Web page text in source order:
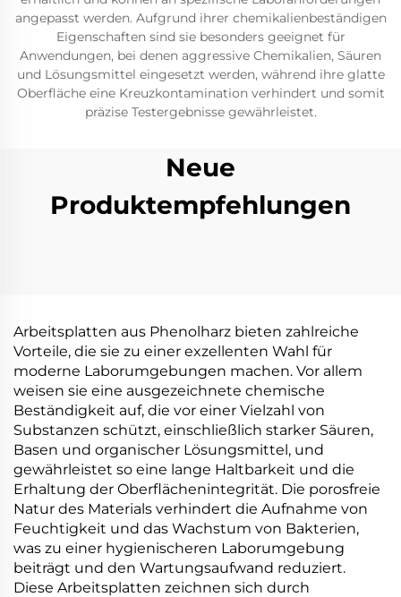
angepasst werden. Aufgrund ihrer chemikalienbeständigen
Eigenschaften sind sie besonders geeignet für
Anwendungen, bei denen aggressive Chemikalien, Säuren
und Lösungsmittel eingesetzt werden, während ihre glatte
Oberfläche eine Kreuzkontamination verhindert und somit
präzise Testergebnisse gewährleistet.
Neue
Produktempfehlungen
Arbeitsplatten aus Phenolharz bieten zahlreiche
Vorteile, die sie zu einer exzellenten Wahl für
moderne Laborumgebungen machen. Vor allem
weisen sie eine ausgezeichnete chemische
Beständigkeit auf, die vor einer Vielzahl von
Substanzen schützt, einschließlich starker Säuren,
Basen und organischer Lösungsmittel, und
gewährleistet so eine lange Haltbarkeit und die
Erhaltung der Oberflächenintegrität. Die porosfreie
Natur des Materials verhindert die Aufnahme von
Feuchtigkeit und das Wachstum von Bakterien,
was zu einer hygienischeren Laborumgebung
beiträgt und den Wartungsaufwand reduziert.
Diese Arbeitsplatten zeichnen sich durch